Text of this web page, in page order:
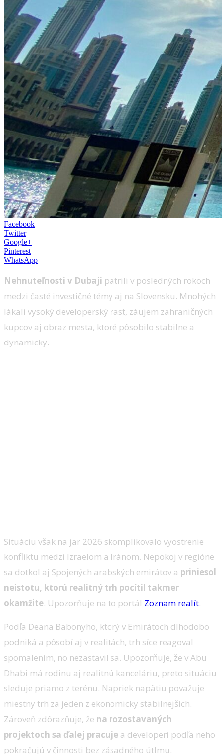
Facebook
Twitter
Google+
Pinterest
WhatsApp
Nehnuteľnosti v Dubaji patrili v posledných rokoch
medzi časté investičné témy aj na Slovensku. Mnohých
lákali vysoký developerský rast, záujem zahraničných
kupcov aj obraz mesta, ktoré pôsobilo stabilne a
dynamicky.
Situáciu však na jar 2026 skomplikovalo vyostrenie
konfliktu medzi Izraelom a Iránom. Nepokoj v regióne
sa dotkol aj Spojených arabských emirátov a priniesol
neistotu, ktorú realitný trh pocítil takmer
okamžite. Upozorňuje na to portál Zoznam realít.
Podľa Deana Babonyho, ktorý v Emirátoch dlhodobo
podniká a pôsobí aj v realitách, trh síce reagoval
spomalením, no nezastavil sa. Upozorňuje, že v Abu
Dhabi má rodinu aj realitnú kanceláriu, preto situáciu
sleduje priamo z terénu. Napriek napätiu považuje
miestny trh za jeden z ekonomicky stabilnejších.
Zároveň zdôrazňuje, že na rozostavaných
projektoch sa ďalej pracuje a developeri podľa neho
pokračujú v činnosti bez zásadného útlmu.